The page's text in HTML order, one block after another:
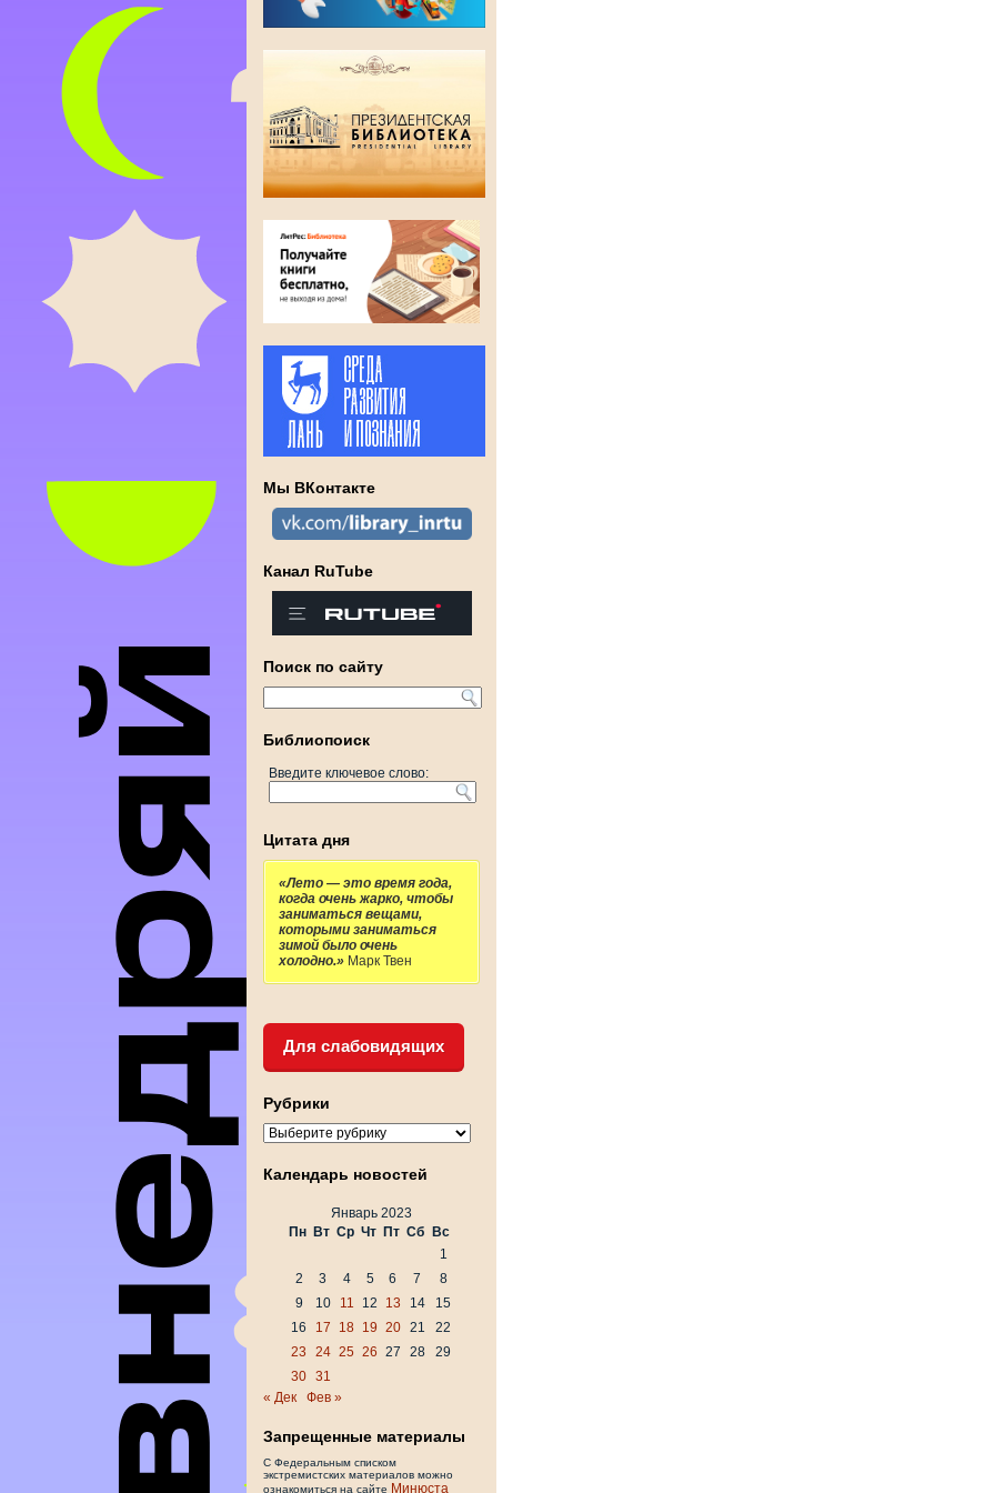
Мы ВКонтакте
Канал RuTube
Поиск по сайту
Библиопоиск
Введите ключевое слово:
Цитата дня
«Лето — это время года,
когда очень жарко, чтобы
заниматься вещами,
которыми заниматься
зимой было очень
холодно.» Марк Твен
Для слабовидящих
Рубрики
Рубрики
Календарь новостей
Январь 2023
Пн Вт Ср Чт Пт Сб
Вс
1
2
3 4 5 6 7
8
9
10 11 12 13 14
15
16
17 18 19 20 21
22
23
24 25 26 27 28
29
30 31
« Дек
Фев »
Запрещенные материалы
С Федеральным списком
экстремистских материалов можно
ознакомиться на сайте Минюста